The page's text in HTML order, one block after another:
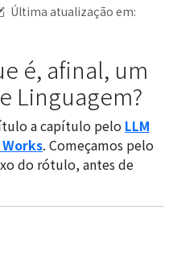
Última atualização em:
é, afinal, um
Linguagem?
a capítulo pelo LLM
. Começamos pelo
do rótulo, antes de